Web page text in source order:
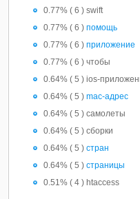
0.77% ( 6 ) swift
0.77% ( 6 )помощь
0.77% ( 6 )приложение
0.77% ( 6 ) чтобы
0.64% ( 5 ) ios-
0.64% ( 5 )mac-адрес
0.64% ( 5 ) самолеты
0.64% ( 5 ) сборки
0.64% ( 5 )стран
0.64% ( 5 )страницы
0.51% ( 4 ) htaccess